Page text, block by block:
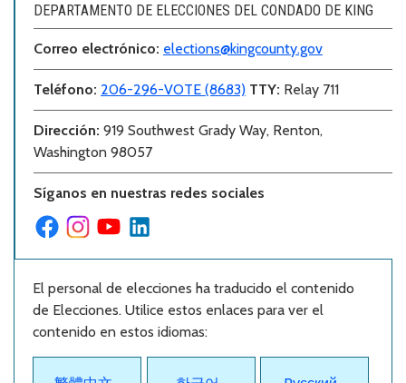
DEPARTAMENTO DE ELECCIONES DEL CONDADO DE KING
Correo electrónico: elections@kingcounty.gov
Teléfono: 206-296-VOTE (8683) TTY: Relay 711
Dirección: 919 Southwest Grady Way, Renton,
Washington 98057
Síganos en nuestras redes sociales
El personal de elecciones ha traducido el contenido
de Elecciones. Utilice estos enlaces para ver el
contenido en estos idiomas: